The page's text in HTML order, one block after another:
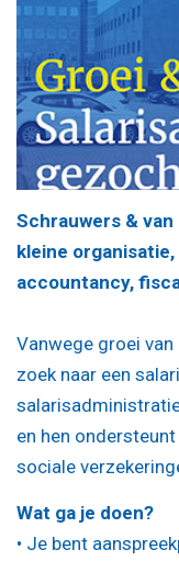
Schrauwers &
kleine
accountancy,
Vanwege groei
zoek naar een
en hen
sociale
Wat ga je doen?
• Je bent